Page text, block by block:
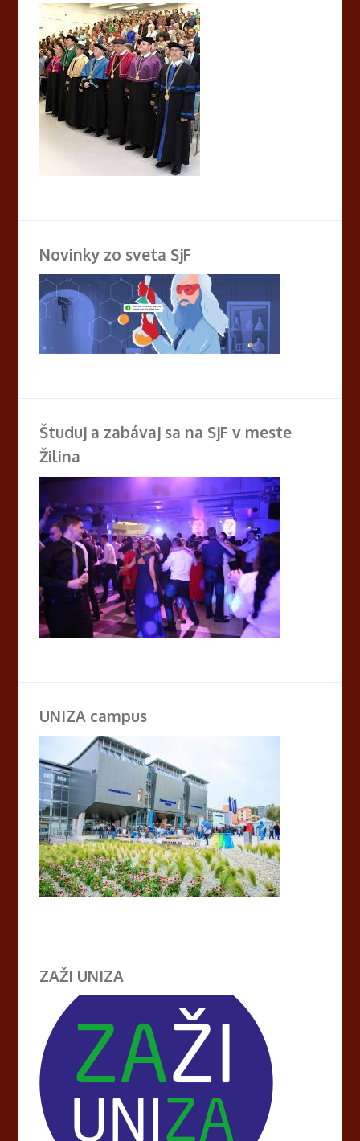
Novinky zo sveta SjF
Študuj a zabávaj sa na SjF v meste
Žilina
UNIZA campus
ZAŽI UNIZA